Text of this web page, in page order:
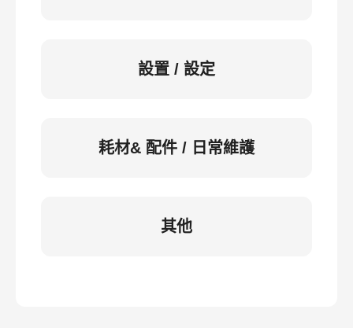
設置 / 設定
耗材& 配件 / 日常維護
其他